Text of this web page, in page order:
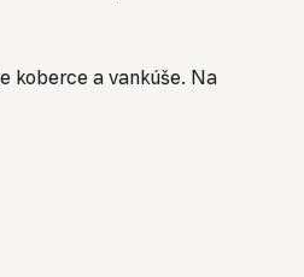
koberce a vankúše. Na